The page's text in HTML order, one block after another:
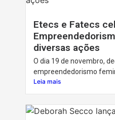
Etecs e Fatecs
diversas ações
O dia 19 de novembro,
empreendedorismo
Leia mais